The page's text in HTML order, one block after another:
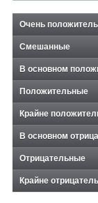
Очень
Смешанные
В основном
Положительные
Крайне
В основном
Отрицательные
Крайне